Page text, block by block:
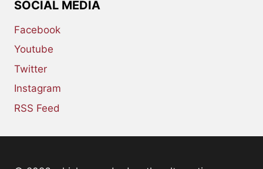
SOCIAL MEDIA
Facebook
Youtube
Twitter
Instagram
RSS Feed